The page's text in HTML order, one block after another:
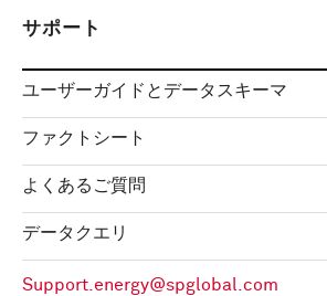
サポート
ユーザーガイドとデータスキーマ
ファクトシート
よくあるご質問
データクエリ
Support.energy@spglobal.com